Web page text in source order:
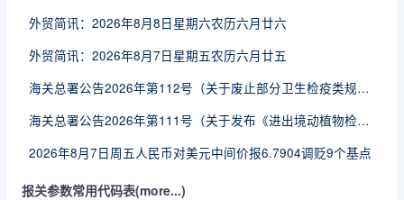
外贸简讯：2026年8月8日星期六农历六月廿六
外贸简讯：2026年8月7日星期五农历六月廿五
海关总署公告2026年第112号（关于废止部分卫生检疫类规范性文件的公告）
海关总署公告2026年第111号（关于发布《进出境动植物检疫处理监督管理工作规定》《进出境卫生处理监督管理工作规定》的公告）
2026年8月7日周五人民币对美元中间价报6.7904调贬9个基点
报关参数常用代码表(more...)